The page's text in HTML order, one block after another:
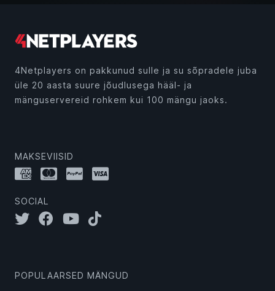
4Netplayers on pakkunud sulle ja su sõpradele juba
üle 20 aasta suure jõudlusega hääl- ja
mänguservereid rohkem kui 100 mängu jaoks.
MAKSEVIISID
SOCIAL
POPULAARSED MÄNGUD